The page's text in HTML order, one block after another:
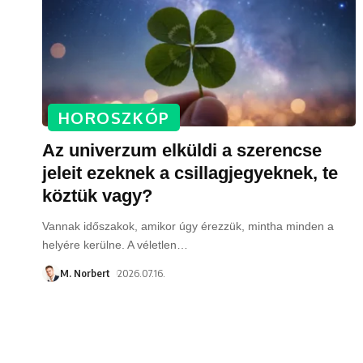
HOROSZKÓP
Az univerzum elküldi a szerencse
jeleit ezeknek a csillagjegyeknek, te
köztük vagy?
Vannak időszakok, amikor úgy érezzük, mintha minden a
helyére kerülne. A véletlen
M. Norbert 2026.07.16.